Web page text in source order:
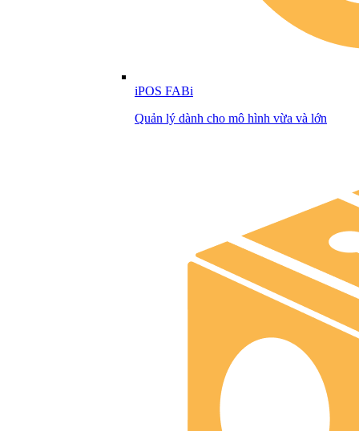
iPOS FABi
Quản lý dành cho mô hình vừa và lớn